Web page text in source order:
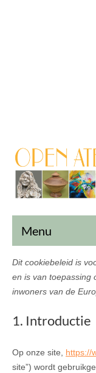
Menu
Dit cookiebeleid is
en is van toepassing
inwoners van de
1. Introductie
Op onze site, https://
site”) wordt